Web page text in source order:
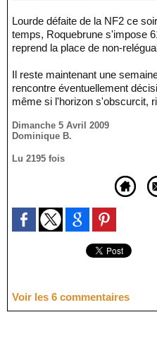
Lourde défaite de la NF2 ce soir à Nice: 56-82. Dans le même
temps, Roquebrune s'impose
reprend la place de non-
Il reste maintenant une
rencontre éventuellement
même si l'horizon s'obscurcit,
Dimanche 5 Avril 2009
Dominique B.
Lu 2195 fois
Voir les 6 commentaires